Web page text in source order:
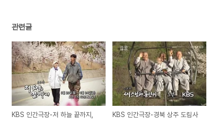
관련글
KBS 인간극장-저 하늘 끝까지,
KBS 인간극장-경북 상주 도림사